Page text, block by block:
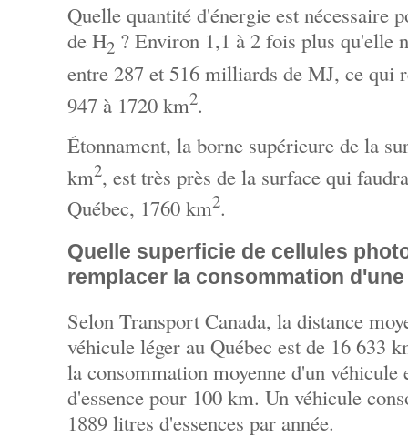
Quelle quantité d'énergie est nécessaire
de H2 ? Environ 1,1 à 2 fois plus qu'elle
entre 287 et 516 milliards de MJ, ce qui
947 à 1720 km2.
Étonnament, la borne supérieure de la
km2, est très près de la surface qui
Québec, 1760 km2.
Quelle superficie de cellules
remplacer la consommation
Selon Transport Canada, la distance
véhicule léger au Québec est de 16 633
la consommation moyenne d'un véhicule
d'essence pour 100 km. Un véhicule
1889 litres d'essences par année.